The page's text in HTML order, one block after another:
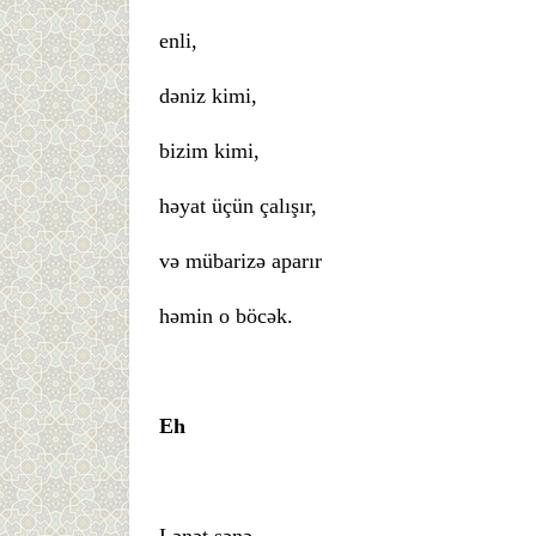
enli,
dəniz kimi,
bizim kimi,
həyat üçün çalışır,
və mübarizə aparır
həmin o böcək.
Eh